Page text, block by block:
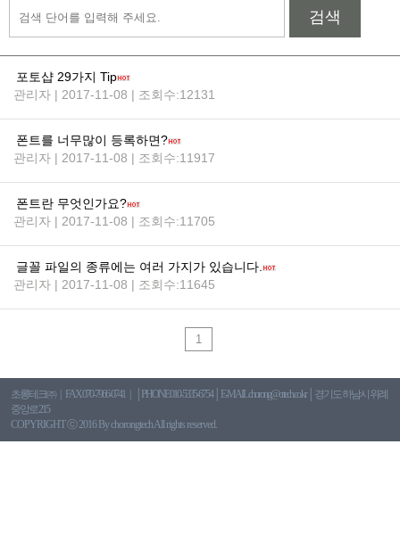
검색
포토샵 29가지 Tip
관리자 | 2017-11-08 | 조회수:12131
폰트를 너무많이 등록하면?
관리자 | 2017-11-08 | 조회수:11917
폰트란 무엇인가요?
관리자 | 2017-11-08 | 조회수:11705
글꼴 파일의 종류에는 여러 가지가 있습니다.
관리자 | 2017-11-08 | 조회수:11645
1
초롱테크㈜ FAX 070-7966-0741
│PHONE 010-5335-6754 │ E-MAIL chorong@crtech.co.kr │ 경기도 하남시 위례
중앙로 215
COPYRIGHT ⓒ 2016 By chorongtech All rights reserved.